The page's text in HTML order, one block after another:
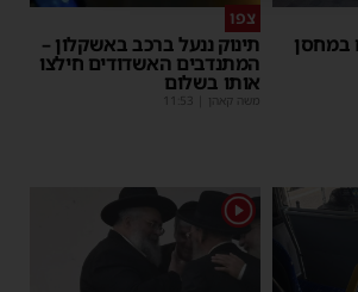
במחסן
צפו
תינוק ננעל ברכב באשקלון –
המתנדבים האשדודים חילצו
אותו בשלום
משה קאהן 11:53
1